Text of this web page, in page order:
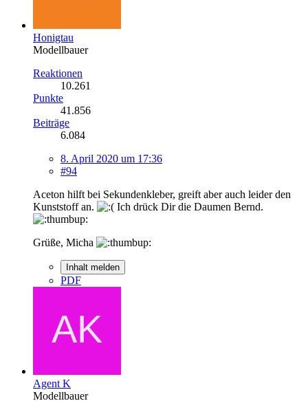
Honigtau
Modellbauer
Reaktionen
10.261
Punkte
41.856
Beiträge
6.084
8. April 2020 um 17:36
#94
Aceton hilft bei Sekundenkleber, greift aber auch leider den
Kunststoff an.
Ich drück Dir die Daumen Bernd.
Grüße, Micha
Inhalt melden
PDF
Agent K
Modellbauer